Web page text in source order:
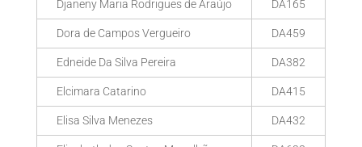
Djaneny Maria Rodrigues de Araújo DA165
Dora de Campos Vergueiro DA459
Edneide Da Silva Pereira DA382
Elcimara Catarino DA415
Elisa Silva Menezes DA432